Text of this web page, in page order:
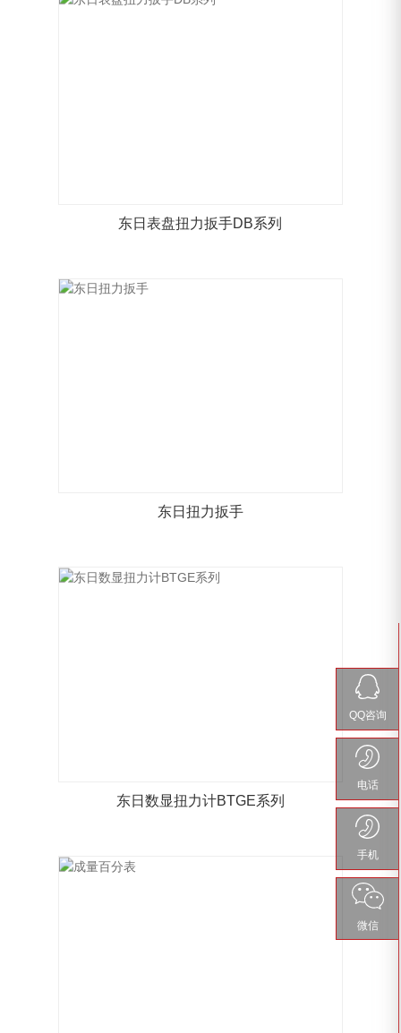
东日表盘扭力扳手DB系列
东日扭力扳手
东日数显扭力计BTGE系列
QQ咨询
电话
手机
微信